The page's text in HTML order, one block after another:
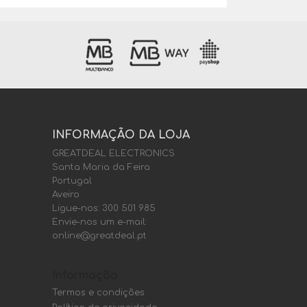
INFORMAÇÃO DA LOJA
GREATDEAL ELECTRONICS
Santa Maria da Feira
Portugal
Aveiro
Ligue-nos: 300 501 985
Envie-nos um e-mail:
online@greatdeal.pt
Termos e condições